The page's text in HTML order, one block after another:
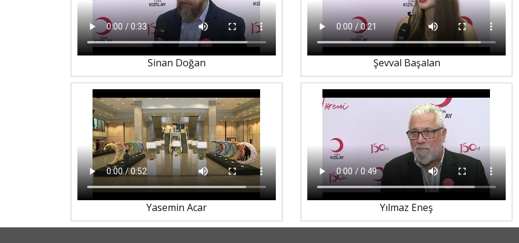
Sinan Doğan Şevval Başalan
Yasemin Acar Yılmaz Eneş